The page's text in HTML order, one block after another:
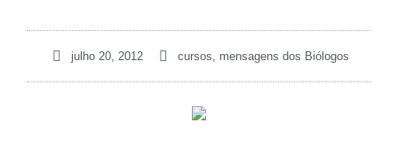
m
julho 20, 2012 cursos, mensagens dos Biólogos